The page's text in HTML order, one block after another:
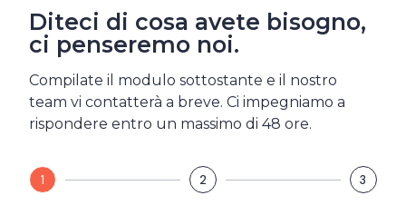
Diteci di cosa avete bisogno,
ci penseremo noi.
Compilate il modulo sottostante e il nostro
team vi contatterà a breve. Ci impegniamo a
rispondere entro un massimo di 48 ore.
1 2 3